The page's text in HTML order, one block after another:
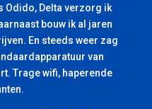
Delta verzorg ik
bouw ik al jaren
En steeds weer zag
van
Trage wifi, haperende